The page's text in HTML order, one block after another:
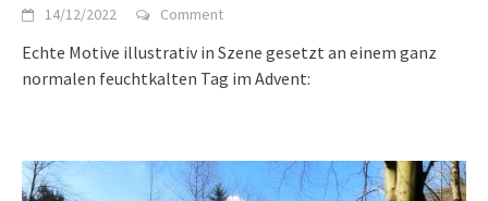
14/12/2022 Comment
Echte Motive illustrativ in Szene gesetzt an einem ganz
normalen feuchtkalten Tag im Advent: